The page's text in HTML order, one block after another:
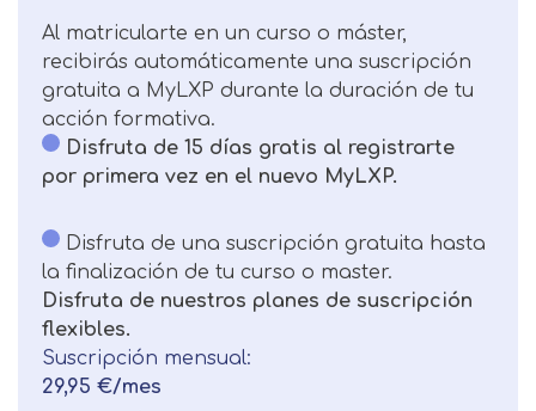
Al matricularte en un curso o máster,
recibirás automáticamente una suscripción
gratuita a MyLXP durante la duración de tu
acción formativa.
Disfruta de 15 días gratis al registrarte
por primera vez en el nuevo MyLXP.
Disfruta de una suscripción gratuita hasta
la finalización de tu curso o master.
Disfruta de nuestros planes de suscripción
flexibles.
Suscripción mensual:
29,95 €/mes
Mail
Nombre
Teléfono País
Mensaje
Mensaje
Información básica sobre Protección
BUSINESS SCHOOL, S.L. Finalidad
Información académica y comercial
de nuestros servicios de enseñanza
Legitimación Consentimiento del
interesado Destinatarios Encargados
del tratamiento para cumplir con las
preferencia de
privacidad
Utilizamos cookies propias y de terceros
para mejorar nuestros servicios
relacionados con tus preferencias,
navegación. En caso de que rechace las
cookies, no podremos asegurarle el
correcto funcionamiento de las distintas
funcionalidades de nuestra página web.
Puede obtener más información en